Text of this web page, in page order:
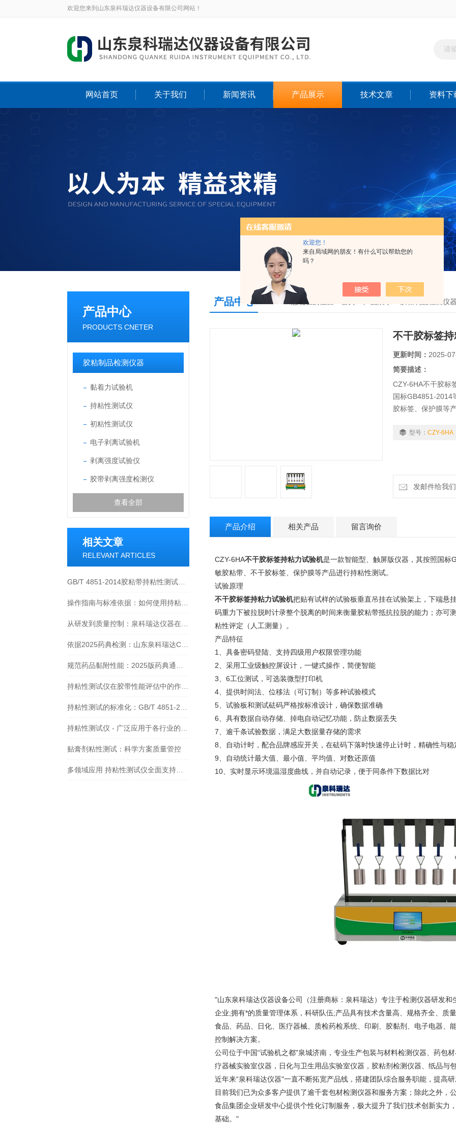
欢迎您！
来自局域网的朋友！有什么可以帮助您的
吗？
欢迎您来到山东泉科瑞达仪器设备有限公司网站！
网站首页 关于我们 新闻资讯 产品展示 技术文章 资料下
产品中心
PRODUCTS CNETER
胶粘制品检测仪器
黏着力试验机
持粘性测试仪
初粘性测试仪
电子剥离试验机
剥离强度试验仪
胶带剥离强度检测仪
查看全部
相关文章
RELEVANT ARTICLES
贴膏剂粘性测试：科学方案质量管控
产品中心 您现在的位置： 胶粘制品检测仪
不干胶标签
更新时间： 2025-
简要描述：
CZY-6HA不干胶标
国标GB4851-2014
胶标签、保护膜等
型号： CZY-6HA
发邮件给我
产品介绍 相关产品 留言询价
CZY-6HA不干胶标签持粘力试验机是一款智能型、触屏版仪器，其按照国
敏胶粘带、不干胶标签、保护膜等产品进行持粘性测试。
试验原理
不干胶标签持粘力试验机把贴有试样的试验板垂直吊挂在试验架上，下端悬
码重力下被拉脱时计录整个脱离的时间来衡量胶粘带抵抗拉脱的能力；亦可
粘性评定（人工测量）。
产品特征
1、具备密码登陆、支持四级用户权限管理功能
2、采用工业级触控屏设计，一键式操作，简便智能
3、6工位测试，可选装微型打印机
4、提供时间法、位移法（可订制）等多种试验模式
5、试验板和测试砝码严格按标准设计，确保数据准确
6、具有数据自动存储、掉电自动记忆功能，防止数据丢失
7、逾千条试验数据，满足大数据量存储的需求
8、自动计时，配合品牌感应开关，在砝码下落时快速停止计时，精确性与稳
9、自动统计最大值、最小值、平均值、对数还原值
10、实时显示环境温湿度曲线，并自动记录，便于同条件下数据比对
"山东泉科瑞达仪器设备公司（注册商标：泉科瑞达）专注于检测仪器研发
企业;拥有*的质量管理体系，科研队伍;产品具有技术含量高、规格齐全、质
食品、药品、日化、医疗器械、质检药检系统、印刷、胶黏剂、电子电器、
控制解决方案。
公司位于中国“试验机之都"泉城济南，专业生产包装与材料检测仪器、药包
疗器械实验室仪器，日化与卫生用品实验室仪器，胶粘剂检测仪器、纸品与
近年来“泉科瑞达仪器"一直不断拓宽产品线，搭建团队综合服务职能，提高
目前我们已为众多客户提供了逾千套包材检测仪器和服务方案；除此之外，
食品集团企业研发中心提供个性化订制服务，极大提升了我们技术创新实力
基础。"